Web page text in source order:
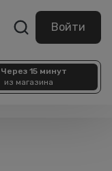
Войти
Через 15 минут
из магазина